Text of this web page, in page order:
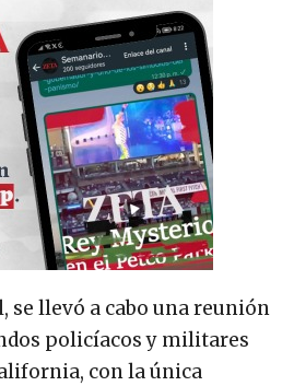
se llevó a cabo una reunión
policíacos y militares
con la única